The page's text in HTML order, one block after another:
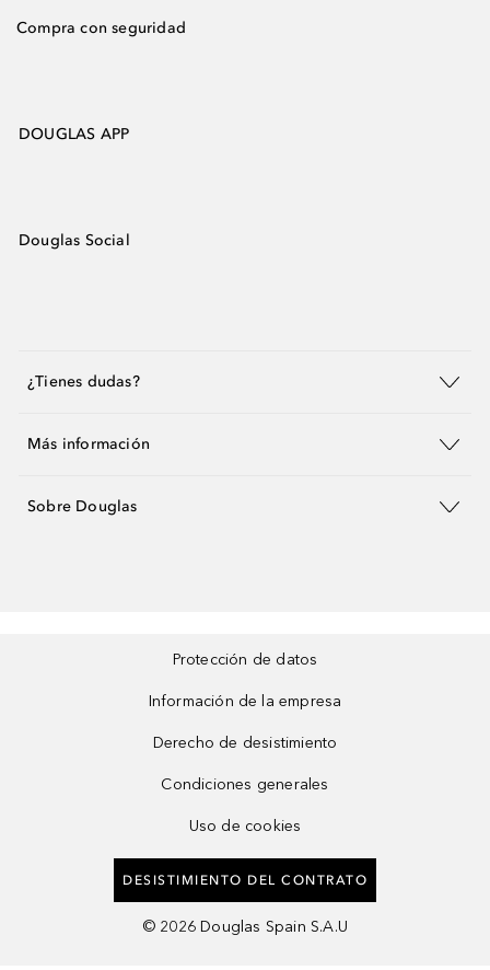
Compra con seguridad
DOUGLAS APP
Douglas Social
¿Tienes dudas?
Más información
Sobre Douglas
Protección de datos
Información de la empresa
Derecho de desistimiento
Condiciones generales
Uso de cookies
DESISTIMIENTO DEL CONTRATO
© 2026 Douglas Spain S.A.U